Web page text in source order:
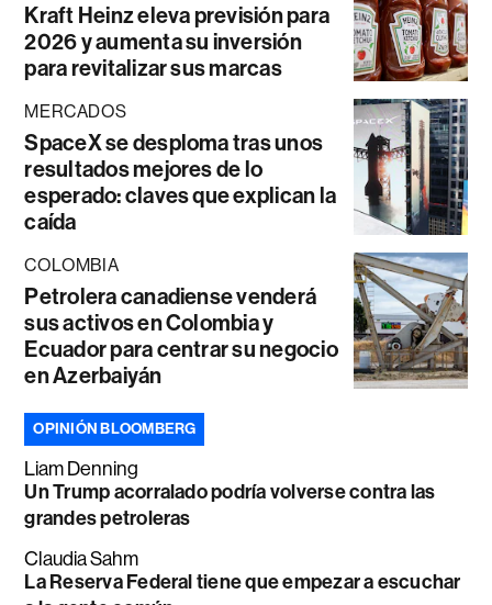
Kraft Heinz eleva previsión para
2026 y aumenta su inversión
para revitalizar sus marcas
MERCADOS
SpaceX se desploma tras unos
resultados mejores de lo
esperado: claves que explican la
caída
COLOMBIA
Petrolera canadiense venderá
sus activos en Colombia y
Ecuador para centrar su negocio
en Azerbaiyán
OPINIÓN BLOOMBERG
Liam Denning
Un Trump acorralado podría volverse contra las
grandes petroleras
Claudia Sahm
La Reserva Federal tiene que empezar a escuchar